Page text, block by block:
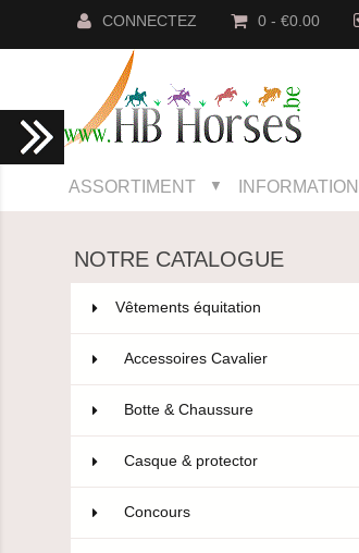
CONNECTEZ 0 - €0.00
ASSORTIMENT ▼ INFORMATION
NOTRE CATALOGUE
Vêtements équitation
Accessoires Cavalier
Botte & Chaussure
Casque & protector
Concours